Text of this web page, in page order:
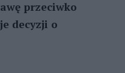
przeciwko
decyzji o